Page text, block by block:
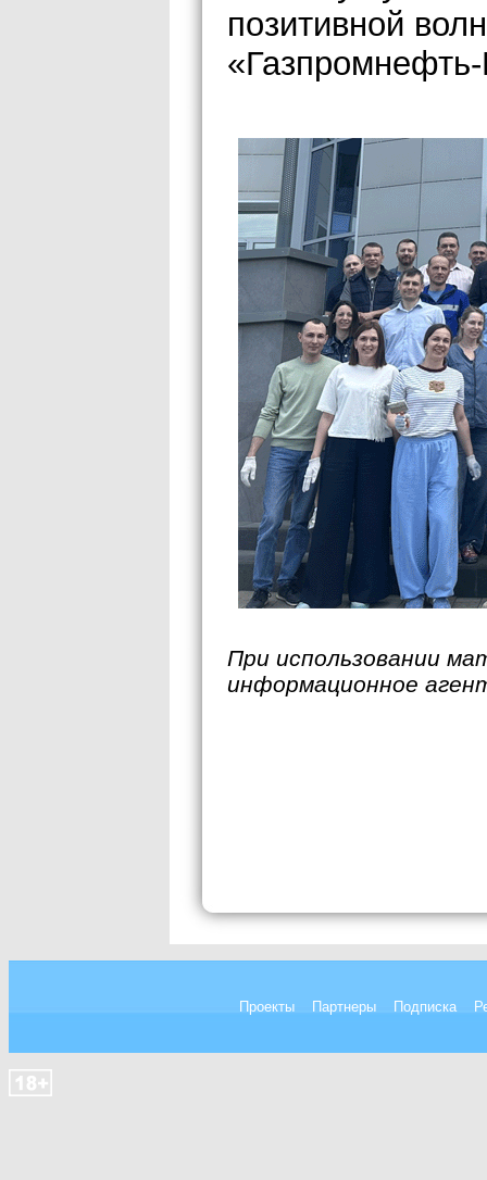
позитивной
При использовании
информационное
Проекты Партнеры Подписка